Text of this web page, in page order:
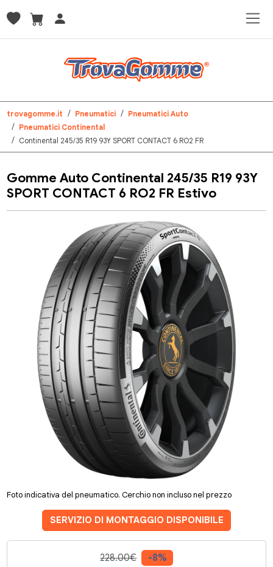
trovagomme.it Pneumatici
Pneumatici Auto
Pneumatici Continental
Continental 245/35 R19 93Y SPORT CONTACT 6 RO2 FR
Gomme Auto Continental 245/35 R19 93Y
SPORT CONTACT 6 RO2 FR Estivo
Foto indicativa del pneumatico. Cerchio non incluso nel prezzo
SERVIZIO DI MONTAGGIO DISPONIBILE
228.00€ -8%